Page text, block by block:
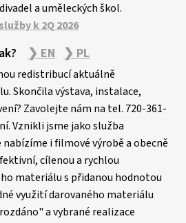
a uměleckých škol.
k 2Q 2026
❯ EN ❯ PL
redistribucí aktuálně
Skončila výstava, instalace,
Zavolejte nám na tel. 720-361-
Vznikli jsme jako služba
i filmové výrobě a obecně
cílenou a rychlou
materiálu s přidanou hodnotou
využití darovaného materiálu
a vybrané realizace